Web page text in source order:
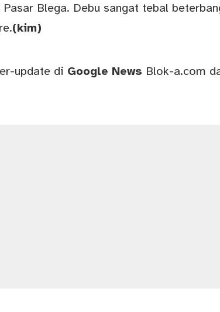
Blega. Debu sangat tebal
(kim)
update di Google News Blok-a.com